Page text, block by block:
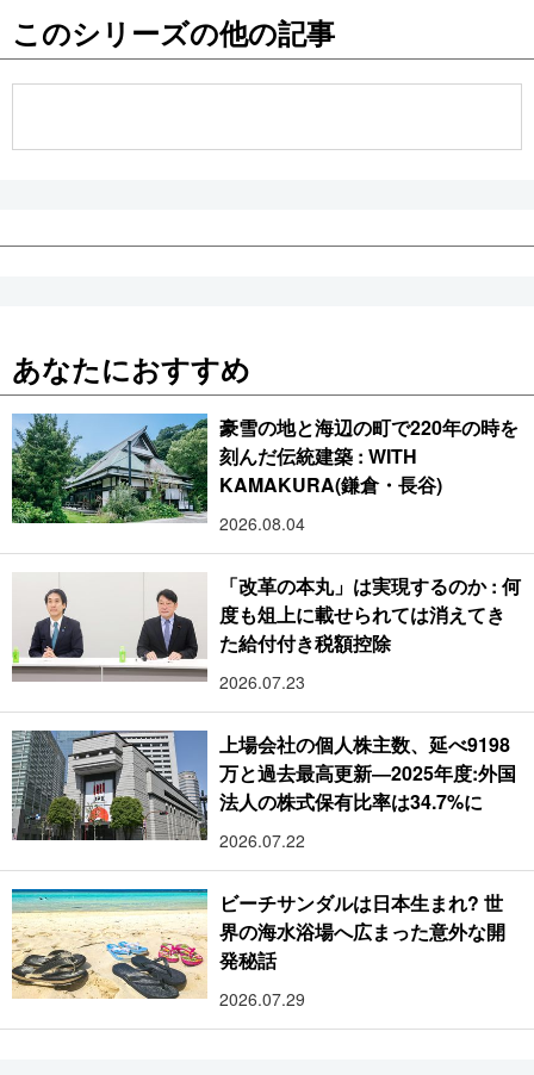
お知らせ
このシリーズの他の記事
あなたにおすすめ
豪雪の地と海辺の町で220年の時を
刻んだ伝統建築 : WITH
KAMAKURA(鎌倉・長谷)
2026.08.04
「改革の本丸」は実現するのか : 何
度も俎上に載せられては消えてき
た給付付き税額控除
2026.07.23
上場会社の個人株主数、延べ9198
万と過去最高更新―2025年度:外国
法人の株式保有比率は34.7%に
2026.07.22
ビーチサンダルは日本生まれ? 世
界の海水浴場へ広まった意外な開
発秘話
2026.07.29